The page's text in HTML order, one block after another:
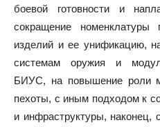
боевой готовности и
сокращение номенклатуры
изделий и ее унификацию,
системам оружия и
БИУС, на повышение роли
пехоты, с иным подходом к
и инфраструктуры,